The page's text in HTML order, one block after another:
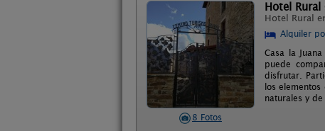
8 Fotos
Hotel Rural
Hotel Rural
Alquiler
Casa la
puede
disfrutar.
los
naturales y de